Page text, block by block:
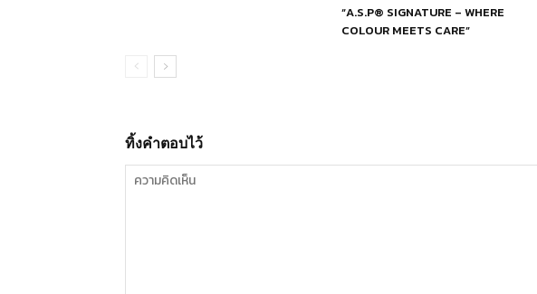
“A.S.P® SIGNATURE – WHERE
COLOUR MEETS CARE”
ทิ้งคำตอบไว้